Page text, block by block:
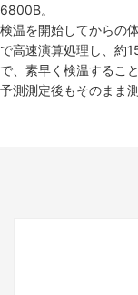
6800B。
検温を開始してからの
で高速演算処理し、約
で、素早く検温するこ
予測測定後もそのまま